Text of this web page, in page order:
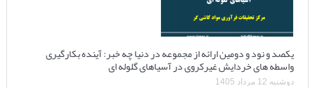
یکصد و نود و دومین ارائه از مجموعه در دنیا چه خبر: آینده بکارگیری
واسطه های خردایش غیرکروی در آسیاهای گلوله ای
دوشنبه 12 مرداد 1405